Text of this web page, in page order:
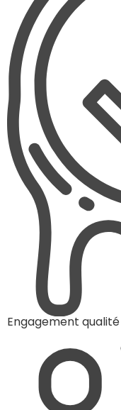
Engagement